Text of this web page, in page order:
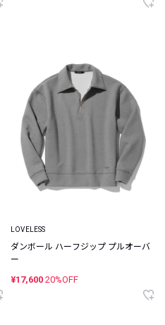
LOVELESS
ダンボール ハーフジップ プルオーバ
ー
¥17,600 20%OFF